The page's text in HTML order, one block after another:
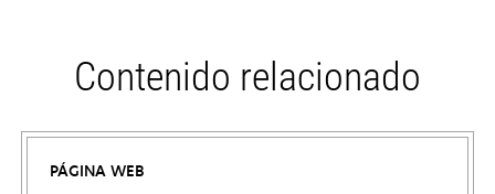
Contenido relacionado
PÁGINA WEB